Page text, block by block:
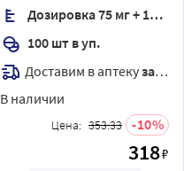
Дозировка 75 мг + 15,2 мг
100 шт в уп.
Доставим в аптекузавтра
В наличии
Цена: 353.33 10
318₽